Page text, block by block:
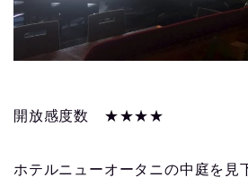
開放感度数 ★★★★
ホテルニューオータニの中庭を見